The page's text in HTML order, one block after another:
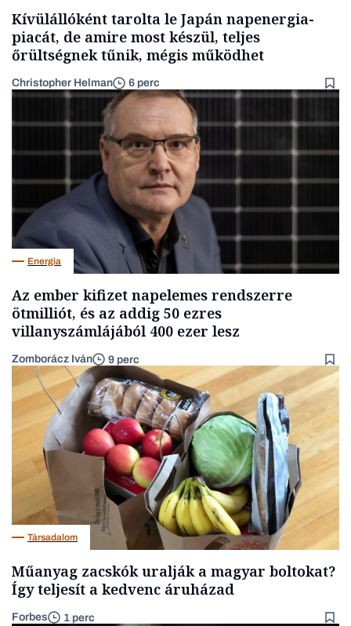
Kívülállóként tarolta le Japán napenergia-
piacát, de amire most készül, teljes
őrültségnek tűnik, mégis működhet
Christopher Helman 6 perc
Energia
Az ember kifizet napelemes rendszerre
ötmilliót, és az addig 50 ezres
villanyszámlájából 400 ezer lesz
Zomborácz Iván 9 perc
Társadalom
Műanyag zacskók uralják a magyar boltokat?
Így teljesít a kedvenc áruházad
Forbes 1 perc